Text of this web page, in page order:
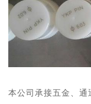
本公司承接五金、